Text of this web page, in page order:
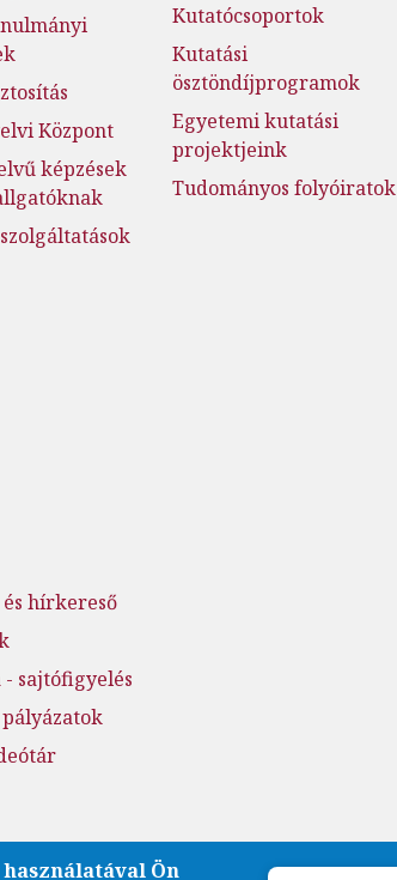
Központ
képzések
Kutatócsoportok
Kutatási
ösztöndíjprogramok
Egyetemi kutatási
projektjeink
Tudományos folyóiratok
hírkereső
- sajtófigyelés
Ön